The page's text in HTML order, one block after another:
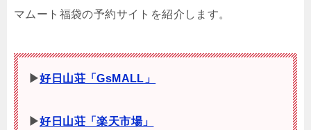
マムート福袋の予約サイトを紹介します。
▶好日山荘「GsMALL」
▶好日山荘「楽天市場」